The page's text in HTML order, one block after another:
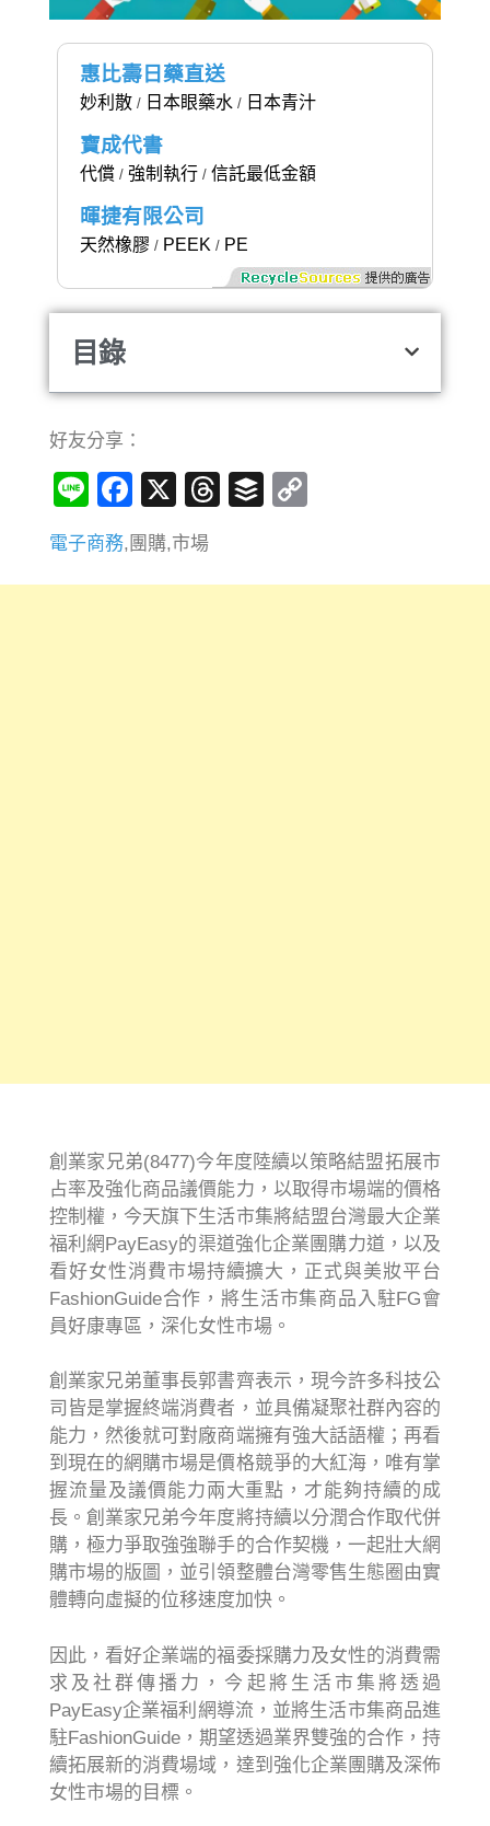
惠比壽日藥直送
妙利散/ 日本眼藥水 / 日本青汁
寶成代書
代償 / 強制執行/ 信託最低金額
暉捷有限公司
天然橡膠 / PEEK/ PE
目錄
好友分享：
LineFacebook
X Threads
BufferCopy
電子商務,團購,市場
創業家兄弟(8477)今年度陸續以策略結盟拓展市
占率及強化商品議價能力，以取得市場端的價格
控制權，今天旗下生活市集將結盟台灣最大企業
福利網PayEasy的渠道強化企業團購力道，以及
看好女性消費市場持續擴大，正式與美妝平台
FashionGuide合作，將生活市集商品入駐FG會
員好康專區，深化女性市場。
創業家兄弟董事長郭書齊表示，現今許多科技公
司皆是掌握終端消費者，並具備凝聚社群內容的
能力，然後就可對廠商端擁有強大話語權；再看
到現在的網購市場是價格競爭的大紅海，唯有掌
握流量及議價能力兩大重點，才能夠持續的成
長。創業家兄弟今年度將持續以分潤合作取代併
購，極力爭取強強聯手的合作契機，一起壯大網
購市場的版圖，並引領整體台灣零售生態圈由實
體轉向虛擬的位移速度加快。
因此，看好企業端的福委採購力及女性的消費需
求及社群傳播力，今起將生活市集將透過
PayEasy企業福利網導流，並將生活市集商品進
駐FashionGuide，期望透過業界雙強的合作，持
續拓展新的消費場域，達到強化企業團購及深佈
女性市場的目標。